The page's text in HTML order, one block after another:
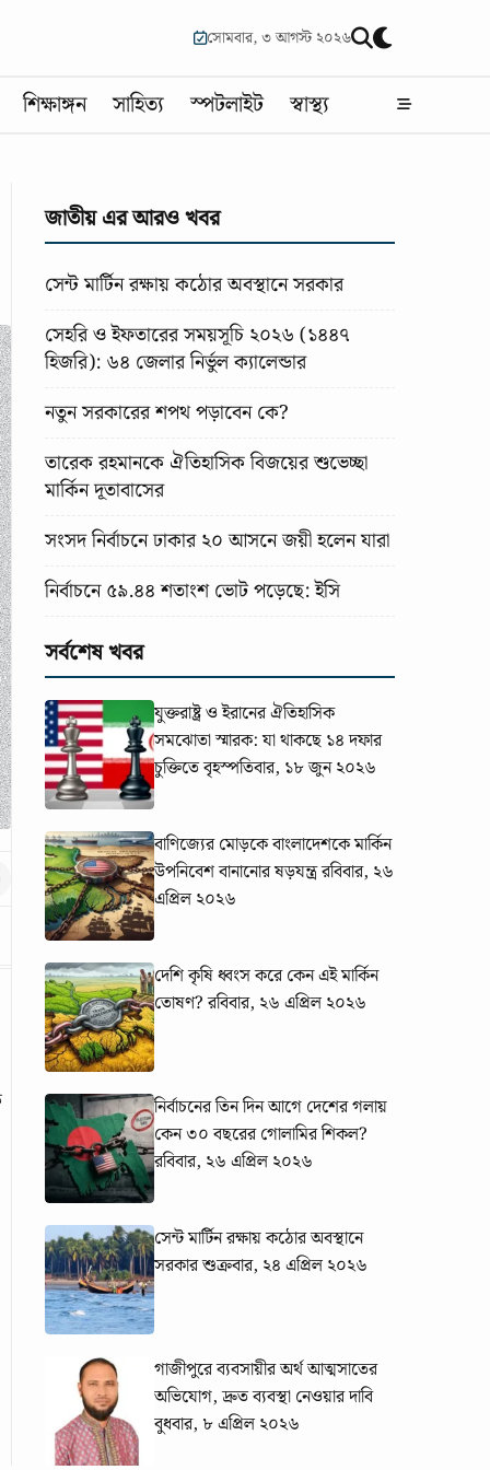
সোমবার, ৩ আগস্ট ২০২৬
শিক্ষাঙ্গন সাহিত্য স্পটলাইট স্বাস্থ্য
জাতীয় এর আরও খবর
সেন্ট মার্টিন রক্ষায় কঠোর অবস্থানে সরকার
সেহরি ও ইফতারের সময়সূচি ২০২৬ (১৪৪৭
হিজরি): ৬৪ জেলার নির্ভুল ক্যালেন্ডার
নতুন সরকারের শপথ পড়াবেন কে?
তারেক রহমানকে ঐতিহাসিক বিজয়ের শুভেচ্ছা
মার্কিন দূতাবাসের
সংসদ নির্বাচনে ঢাকার ২০ আসনে জয়ী হলেন যারা
নির্বাচনে ৫৯.৪৪ শতাংশ ভোট পড়েছে: ইসি
সর্বশেষ খবর
যুক্তরাষ্ট্র ও ইরানের ঐতিহাসিক
সমঝোতা স্মারক: যা থাকছে ১৪ দফার
চুক্তিতেবৃহস্পতিবার, ১৮ জুন ২০২৬
বাণিজ্যের মোড়কে বাংলাদেশকে মার্কিন
উপনিবেশ বানানোর ষড়যন্ত্ররবিবার, ২৬
এপ্রিল ২০২৬
দেশি কৃষি ধ্বংস করে কেন এই মার্কিন
তোষণ? রবিবার, ২৬ এপ্রিল ২০২৬
নির্বাচনের তিন দিন আগে দেশের গলায়
কেন ৩০ বছরের গোলামির শিকল?
রবিবার, ২৬ এপ্রিল ২০২৬
সেন্ট মার্টিন রক্ষায় কঠোর অবস্থানে
সরকারশুক্রবার, ২৪ এপ্রিল ২০২৬
গাজীপুরে ব্যবসায়ীর অর্থ আত্মসাতের
অভিযোগ, দ্রুত ব্যবস্থা নেওয়ার দাবি
বুধবার, ৮ এপ্রিল ২০২৬